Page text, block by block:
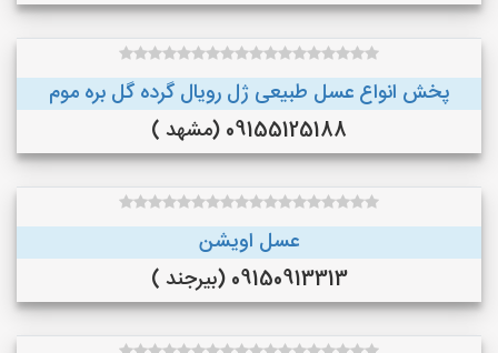
پخش انواع عسل طبیعی ژل رویال گرده گل بره موم
09155125188 (مشهد )
عسل اویشن
09150913313 (بیرجند )